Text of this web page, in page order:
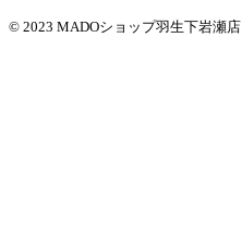
© 2023 MADOショップ羽生下岩瀬店